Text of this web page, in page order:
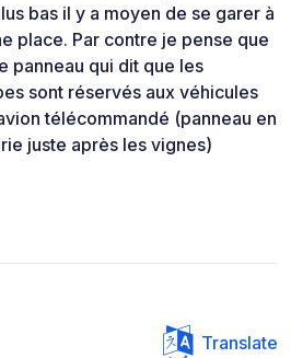
bas il y a moyen de se garer à
place. Par contre je pense que
panneau qui dit que les
sont réservés aux véhicules
télécommandé (panneau en
juste après les vignes)
Translate